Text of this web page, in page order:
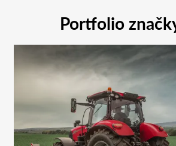
Portfolio